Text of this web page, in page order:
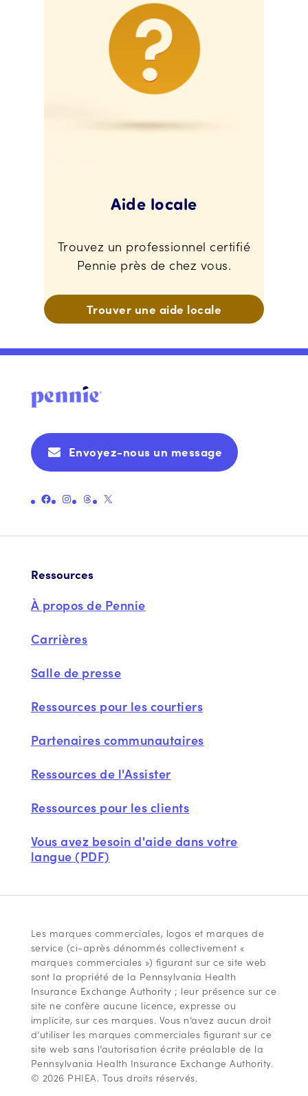
Aide locale
Trouvez un professionnel certifié
Pennie près de chez vous.
Trouver une aide locale
Envoyez-nous un message
Lien vers la page Facebook officielle de PennieLien vers la page Instagram officielle de PennieLien vers la page officielle des fils de PennieLien vers la page officielle X (anciennement Twitter) de Pennie
Ressources
À propos de Pennie
Carrières
Salle de presse
Ressources pour les courtiers
Partenaires communautaires
Ressources de l'Assister
Ressources pour les clients
Vous avez besoin d'aide dans votre
langue (PDF)
Les marques commerciales, logos et marques de
service (ci-après dénommés collectivement «
marques commerciales ») figurant sur ce site web
sont la propriété de la Pennsylvania Health
Insurance Exchange Authority ; leur présence sur ce
site ne confère aucune licence, expresse ou
implicite, sur ces marques. Vous n’avez aucun droit
d’utiliser les marques commerciales figurant sur ce
site web sans l’autorisation écrite préalable de la
Pennsylvania Health Insurance Exchange Authority.
© 2026 PHIEA. Tous droits réservés.